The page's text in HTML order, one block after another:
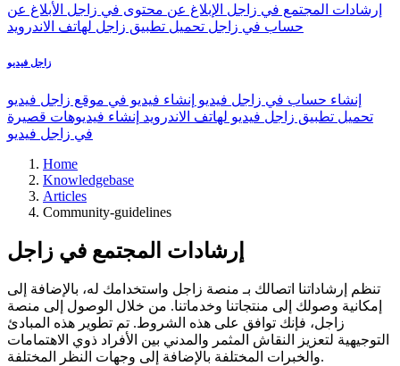
إرشادات المجتمع في زاجل الإبلاغ عن محتوى في زاجل الأبلاغ عن
حساب في زاجل تحميل تطبيق زاجل لهاتف الاندرويد
زاجل فيديو
إنشاء حساب في زاجل فيديو إنشاء فيديو في موقع زاجل فيديو
تحميل تطبيق زاجل فيديو لهاتف الاندرويد إنشاء فيديوهات قصيرة
في زاجل فيديو
Home
Knowledgebase
Articles
Community-guidelines
إرشادات المجتمع في زاجل
تنظم إرشاداتنا اتصالك بـ منصة زاجل واستخدامك له، بالإضافة إلى
إمكانية وصولك إلى منتجاتنا وخدماتنا. من خلال الوصول إلى منصة
زاجل، فإنك توافق على هذه الشروط. تم تطوير هذه المبادئ
التوجيهية لتعزيز النقاش المثمر والمدني بين الأفراد ذوي الاهتمامات
والخبرات المختلفة بالإضافة إلى وجهات النظر المختلفة.